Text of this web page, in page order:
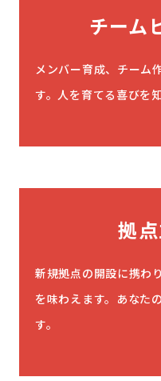
チーム
メンバー育成、チーム
す。人を育てる喜びを
拠
新規拠点の開設に携わ
を味わえます。あなた
す。